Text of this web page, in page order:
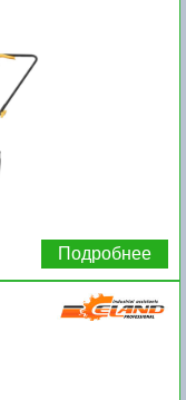
Подробнее